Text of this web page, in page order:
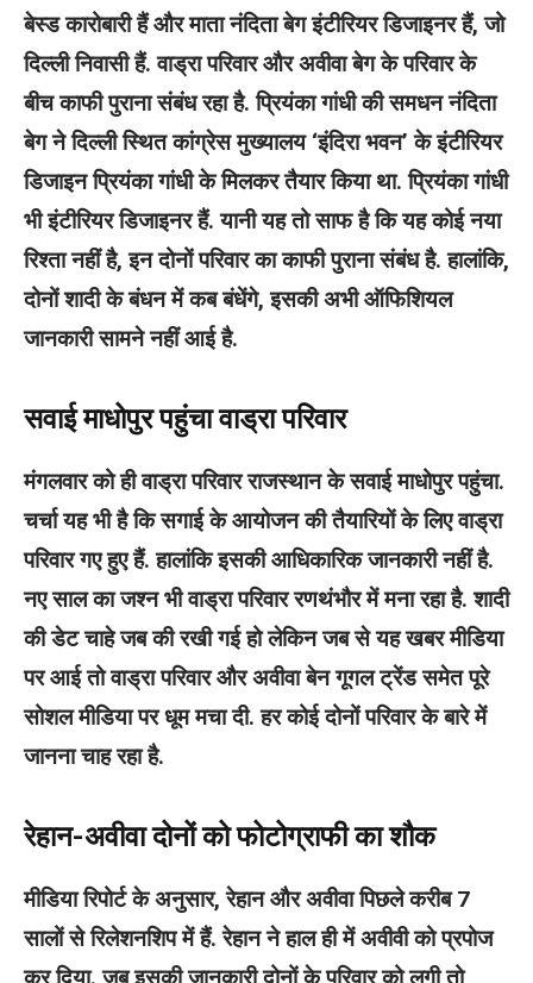
बेस्ड कारोबारी हैं और माता नंदिता बेग इंटीरियर डिजाइनर हैं, जो
दिल्ली निवासी हैं. वाड्रा परिवार और अवीवा बेग के परिवार के
बीच काफी पुराना संबंध रहा है. प्रियंका गांधी की समधन नंदिता
बेग ने दिल्ली स्थित कांग्रेस मुख्यालय ‘इंदिरा भवन’ के इंटीरियर
डिजाइन प्रियंका गांधी के मिलकर तैयार किया था. प्रियंका गांधी
भी इंटीरियर डिजाइनर हैं. यानी यह तो साफ है कि यह कोई नया
रिश्ता नहीं है, इन दोनों परिवार का काफी पुराना संबंध है. हालांकि,
दोनों शादी के बंधन में कब बंधेंगे, इसकी अभी ऑफिशियल
जानकारी सामने नहीं आई है.
सवाई माधोपुर पहुंचा वाड्रा परिवार
मंगलवार को ही वाड्रा परिवार राजस्थान के सवाई माधोपुर पहुंचा.
चर्चा यह भी है कि सगाई के आयोजन की तैयारियों के लिए वाड्रा
परिवार गए हुए हैं. हालांकि इसकी आधिकारिक जानकारी नहीं है.
नए साल का जश्न भी वाड्रा परिवार रणथंभौर में मना रहा है. शादी
की डेट चाहे जब की रखी गई हो लेकिन जब से यह खबर मीडिया
पर आई तो वाड्रा परिवार और अवीवा बेन गूगल ट्रेंड समेत पूरे
सोशल मीडिया पर धूम मचा दी. हर कोई दोनों परिवार के बारे में
जानना चाह रहा है.
रेहान-अवीवा दोनों को फोटोग्राफी का शौक
मीडिया रिपोर्ट के अनुसार, रेहान और अवीवा पिछले करीब 7
सालों से रिलेशनशिप में हैं. रेहान ने हाल ही में अवीवी को प्रपोज